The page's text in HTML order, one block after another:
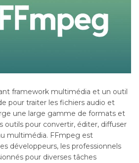
framework multimédia et un outil
pour traiter les fichiers audio et
une large gamme de formats et
outils pour convertir, éditer, diffuser
multimédia. FFmpeg est
développeurs, les professionnels
pour diverses tâches